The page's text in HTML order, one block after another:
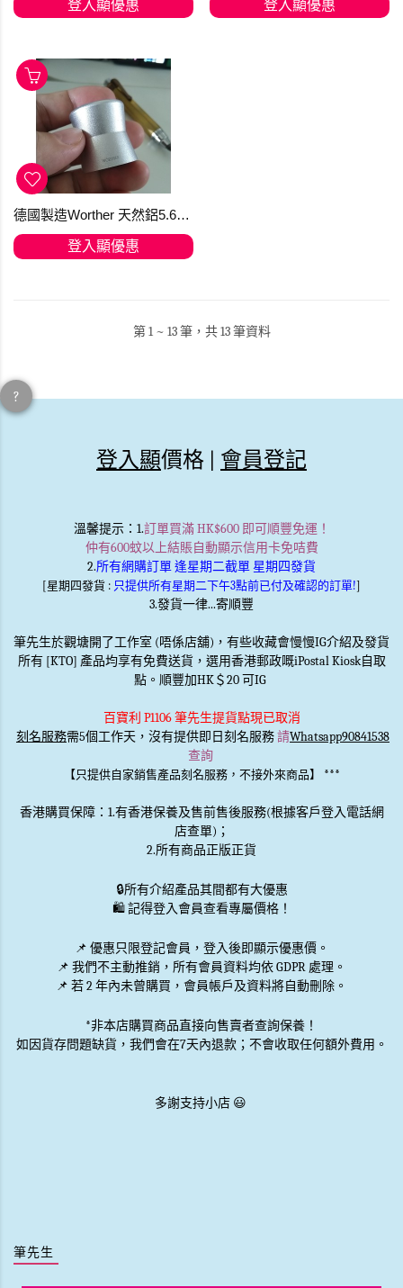
登入顯優惠 登入顯優惠
德國製造Worther 天然鋁5.6mm 鉛筆座筆刨
登入顯優惠
第 1 ~ 13 筆，共 13 筆資料
登入顯價格 | 會員登記
溫馨提示：1.訂單買滿 HK$600 即可順豐免運！
仲有600蚊以上結賬自動顯示信用卡免咭費
2.所有網購訂單 逢星期二截單 星期四發貨
[星期四發貨 : 只提供所有星期二下午3點前已付及確認的訂單!]
3.發貨一律...寄順豐
筆先生於觀塘開了工作室 (唔係店舖)，有些收藏會慢慢IG介紹及發貨
所有 [KTO] 產品均享有免費送貨，選用香港郵政嘅iPostal Kiosk自取
點。順豐加HK＄20 可IG
百寶利 P1106 筆先生提貨點現已取消
刻名服務需5個工作天，沒有提供即日刻名服務請Whatsapp90841538
查詢
【只提供自家銷售產品刻名服務，不接外來商品】 ***
香港購買保障：1.有香港保養及售前售後服務(根據客戶登入電話網
店查單)；
2.所有商品正版正貨
🔒所有介紹產品其間都有大優惠
🛍️ 記得登入會員查看專屬價格！
📌 優惠只限登記會員 ，登入後即顯示優惠價。
📌 我們不主動推銷 ，所有會員資料均依 GDPR 處理。
📌 若 2 年內未曾購買，會員帳戶及資料將自動刪除。
*非本店購買商品直接向售賣者查詢保養！
如因貨存問題缺貨，我們會在7天內退款；不會收取任何額外費用。
多謝支持小店 😃
筆先生
?